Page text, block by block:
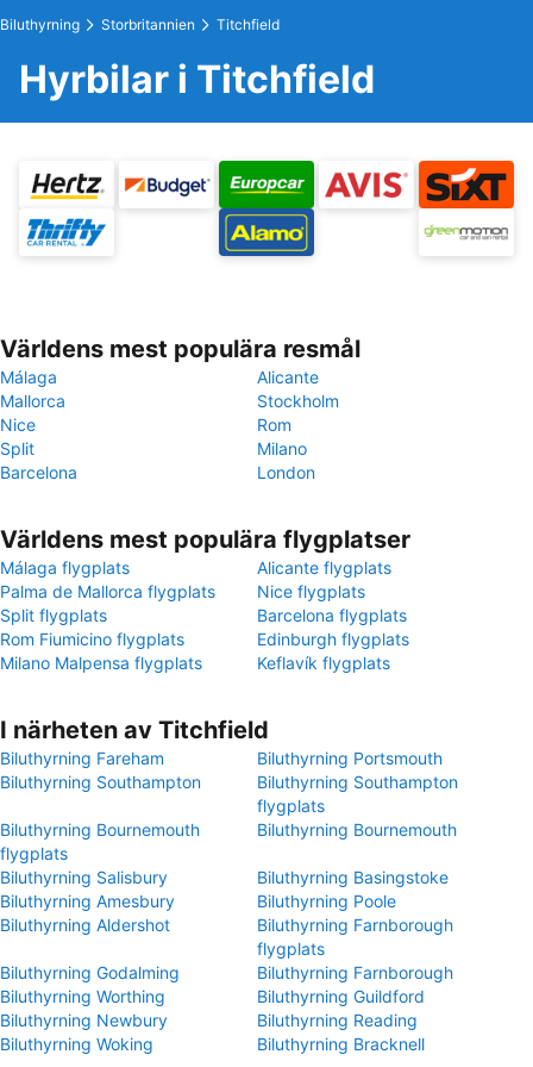
Biluthyrning Storbritannien Titchfield
Hyrbilar i Titchfield
Världens mest populära resmål
Málaga
Alicante
Mallorca
Stockholm
Nice
Rom
Split
Milano
Barcelona
London
Världens mest populära flygplatser
Málaga flygplats
Alicante flygplats
Palma de Mallorca flygplats
Nice flygplats
Split flygplats
Barcelona flygplats
Rom Fiumicino flygplats
Edinburgh flygplats
Milano Malpensa flygplats
Keflavík flygplats
I närheten av Titchfield
Biluthyrning Fareham
Biluthyrning Portsmouth
Biluthyrning Southampton
Biluthyrning Southampton
flygplats
Biluthyrning Bournemouth
flygplats
Biluthyrning Bournemouth
Biluthyrning Salisbury
Biluthyrning Basingstoke
Biluthyrning Amesbury
Biluthyrning Poole
Biluthyrning Aldershot
Biluthyrning Farnborough
flygplats
Biluthyrning Godalming
Biluthyrning Farnborough
Biluthyrning Worthing
Biluthyrning Guildford
Biluthyrning Newbury
Biluthyrning Reading
Biluthyrning Woking
Biluthyrning Bracknell